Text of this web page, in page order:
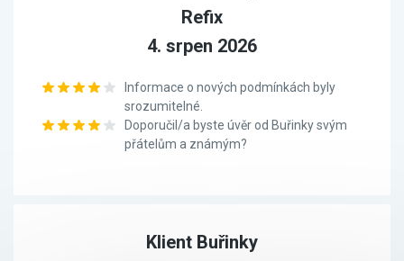
Refix
4. srpen 2026
Informace o nových podmínkách byly
srozumitelné.
Doporučil/a byste úvěr od Buřinky svým
přátelům a známým?
Klient Buřinky